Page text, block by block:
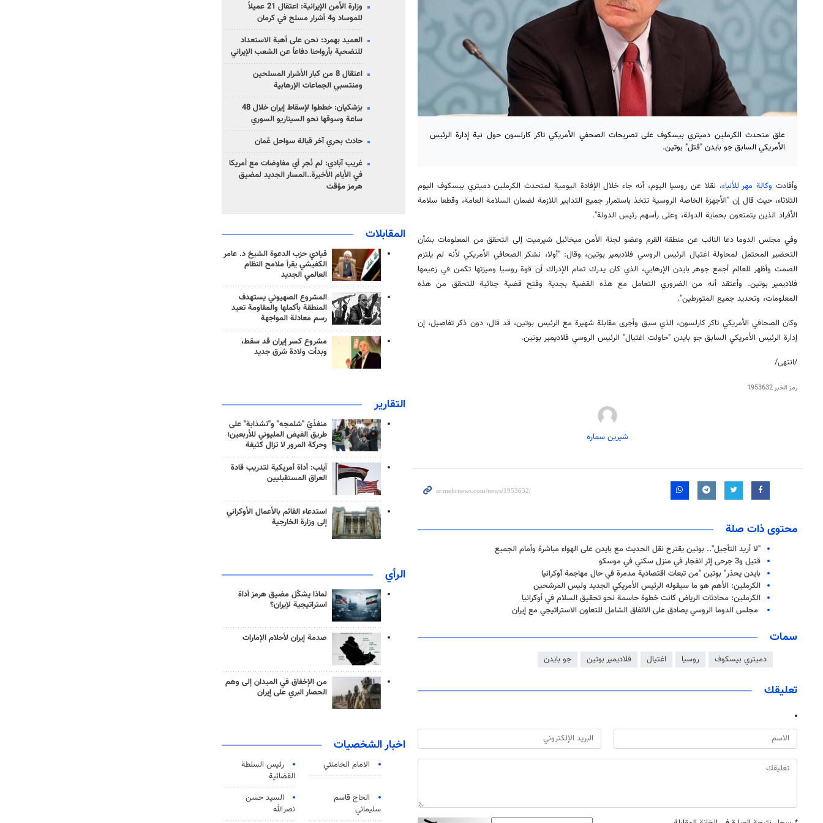
علق متحدث الكرملين دميتري بيسكوف على تصريحات الصحفي الأمريكي تاكر كارلسون حول نية إدارة الرئيس
الأمريكي السابق جو بايدن "قتل" بوتين.
وأفادت وكالة مهر للأنباء، نقلا عن روسيا اليوم، أنه جاء خلال الإفادة اليومية لمتحدث الكرملين دميتري بيسكوف اليوم
الثلاثاء، حيث قال إن "الأجهزة الخاصة الروسية تتخذ باستمرار جميع التدابير اللازمة لضمان السلامة العامة، وقطعا سلامة
الأفراد الذين يتمتعون بحماية الدولة، وعلى رأسهم رئيس الدولة".
وفي مجلس الدوما دعا النائب عن منطقة القرم وعضو لجنة الأمن ميخائيل شيرميت إلى التحقق من المعلومات بشأن
التحضير المحتمل لمحاولة اغتيال الرئيس الروسي فلاديمير بوتين، وقال: "أولا، نشكر الصحافي الأمريكي لأنه لم يلتزم
الصمت وأظهر للعالم أجمع جوهر بايدن الإرهابي، الذي كان يدرك تمام الإدراك أن قوة روسيا وميزتها تكمن في زعيمها
فلاديمير بوتين. وأعتقد أنه من الضروري التعامل مع هذه القضية بجدية وفتح قضية جنائية للتحقق من هذه
المعلومات، وتحديد جميع المتورطين".
وكان الصحافي الأمريكي تاكر كارلسون، الذي سبق وأجرى مقابلة شهيرة مع الرئيس بوتين، قد قال، دون ذكر تفاصيل، إن
إدارة الرئيس الأمريكي السابق جو بايدن "حاولت اغتيال" الرئيس الروسي فلاديمير بوتين.
/انتهى/
رمز الخبر1953632
شیرین سماره
محتوى ذات صلة
"لا أريد التأجيل".. بوتين يقترح نقل الحديث مع بايدن على الهواء مباشرة وأمام الجميع
قتيل و3 جرحى إثر انفجار في منزل سكني في موسكو
بايدن يحذر" بوتين "من تبعات اقتصادية مدمرة في حال مهاجمة أوكرانيا
الكرملين: الأهم هو ما سيقوله الرئيس الأمريكي الجديد وليس المرشحين
الكرملين: محادثات الرياض كانت خطوة حاسمة نحو تحقيق السلام في أوكرانيا
مجلس الدوما الروسي يصادق على الاتفاق الشامل للتعاون الاستراتيجي مع إيران
سمات
دميتري بيسكوف روسيا اغتيال فلاديمير بوتين جو بايدن
تعليقك
وزارة الأمن الإيرانية: اعتقال 21 عميلاً
للموساد و4 أشرار مسلح في كرمان
العميد بهمرد: نحن على أهبة الاستعداد
للتضحية بأرواحنا دفاعاً عن الشعب الإيراني
اعتقال 8 من كبار الأشرار المسلحين
ومنتسبي الجماعات الإرهابية
بزشكيان: خططوا لإسقاط إيران خلال 48
ساعة وسوقها نحو السيناريو السوري
حادث بحري آخر قبالة سواحل عُمان
غريب آبادي: لم نُجرِ أي مفاوضات مع أمريكا
في الأيام الأخيرة..المسار الجديد لمضيق
هرمز مؤقت
المقابلات
قيادي حزب الدعوة الشيخ د. عامر
الكفيشي يقرأ ملامح النظام
العالمي الجديد
المشروع الصهيوني يستهدف
المنطقة بأكملها والمقاومة تعيد
رسم معادلة المواجهة
مشروع كسر إيران قد سقط،
وبدأت ولادة شرق جديد
التقارير
منفذَيّ "شلمجه" و"تشذابة" على
طريق الفيض المليوني للأربعين؛
وحركة المرور لا تزال كثيفة
آيلب: أداة أمريكية لتدريب قادة
العراق المستقبليين
استدعاء القائم بالأعمال الأوكراني
إلى وزارة الخارجية
الرأي
لماذا يشكّل مضيق هرمز أداة
استراتيجية لإيران؟
صدمة إيران لأحلام الإمارات
من الإخفاق في الميدان إلى وهم
الحصار البري على إيران
اخبار الشخصيات
الامام الخامنئي
رئیس السلطة
القضائیة
الحاج قاسم
سليماني
السيد حسن
نصرالله